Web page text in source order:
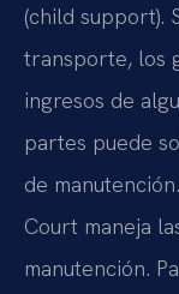
(child support).
transporte, los
ingresos de
partes puede
de
Court maneja
manutención.